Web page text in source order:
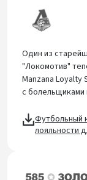
Один из
"Локомотив"
Manzana Loyalty
с болельщиками
Футбольный
лояльности